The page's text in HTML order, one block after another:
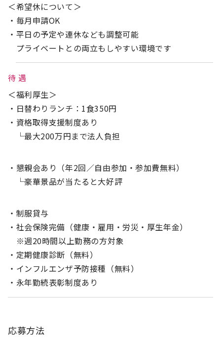
＜希望休について＞
・毎月申請OK
・平日の予定や連休なども調整可能
プライベートとの両立もしやすい環境です
待 遇
＜福利厚生＞
・日替わりランチ：1食350円
・資格取得支援制度あり
└最大200万円まで法人負担
・懇親会あり（年2回／自由参加・参加費無料）
└豪華景品が当たると大好評
・制服貸与
・社会保険完備（健康・雇用・労災・厚生年金）
※週20時間以上勤務の方対象
・定期健康診断（無料）
・インフルエンザ予防接種（無料）
・永年勤続表彰制度あり
応募方法